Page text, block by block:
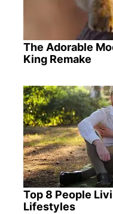
The Adorable
King Remake
Top 8 People
Lifestyles